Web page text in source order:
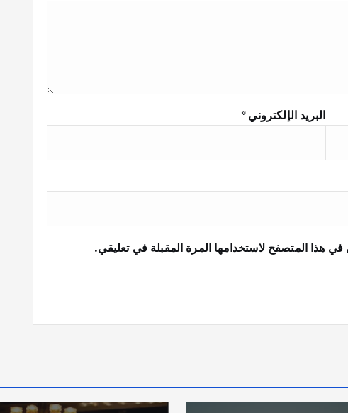
البريد الإلكتروني*
هذا المتصفح لاستخدامها المرة المقبلة في تعليقي.